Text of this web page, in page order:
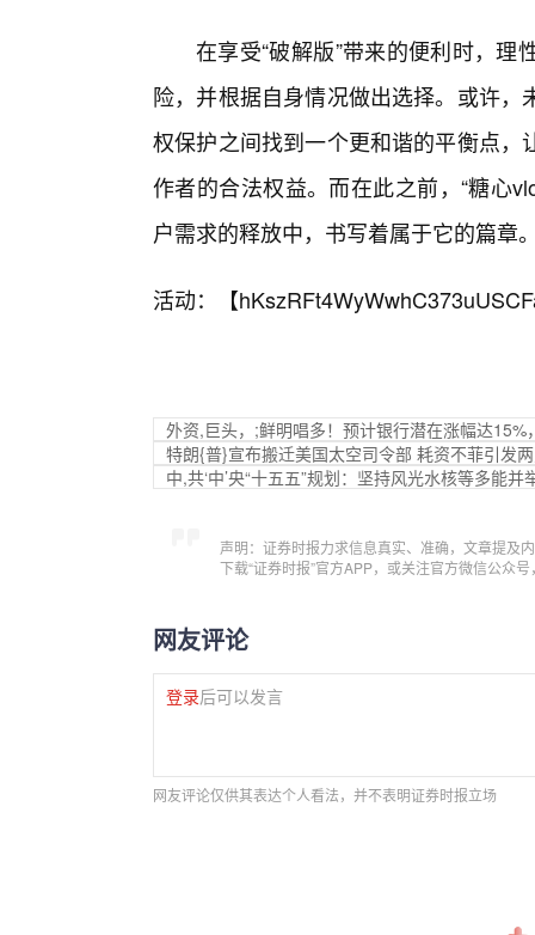
在享受“破解版”带来的便利时，
险，并根据自身情况做出选择。或许
权保护之间找到一个更和谐的平衡点
作者的合法权益。而在此之前，“糖心
户需求的释放中，书写着属于它的篇章
活动：【
外资,巨头，;鲜明唱多！预计银行潜在涨幅达
特朗{普}宣布搬迁美国太空司令部 耗资不菲引发
中,共‘中’央“十五五”规划：坚持风光水核等多能
声明：证券时报力求信息真实、准确，文章提及
下载“证券时报”官方APP，或关注官方微信公众
网友评论
登录后可以发言
网友评论仅供其表达个人看法，并不表明证券时报立场